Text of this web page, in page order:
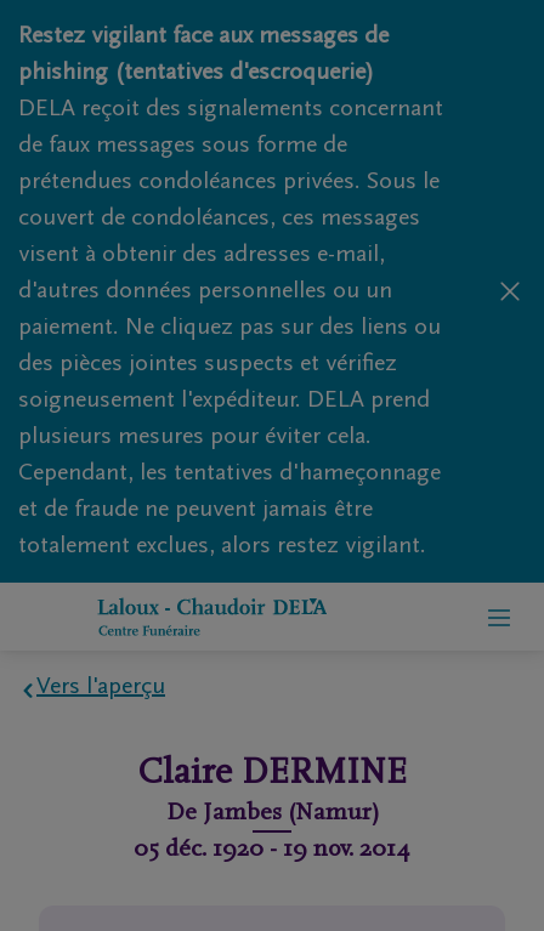
Obituaries.breadcrumbs.SkipLink
Restez vigilant face aux messages de
phishing (tentatives d'escroquerie)
DELA reçoit des signalements concernant
de faux messages sous forme de
prétendues condoléances privées. Sous le
couvert de condoléances, ces messages
visent à obtenir des adresses e-mail,
d'autres données personnelles ou un
paiement. Ne cliquez pas sur des liens ou
des pièces jointes suspects et vérifiez
soigneusement l'expéditeur. DELA prend
plusieurs mesures pour éviter cela.
Cependant, les tentatives d'hameçonnage
et de fraude ne peuvent jamais être
totalement exclues, alors restez vigilant.
Vers l'aperçu
Claire DERMINE
De Jambes (Namur)
05 déc. 1920 - 19 nov. 2014